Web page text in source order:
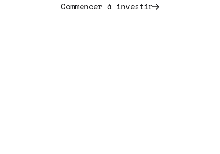
Commencer à investir